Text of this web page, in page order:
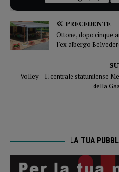
PRECEDENTE
Ottone, dopo cinque
l’ex albergo
Volley – Il centrale statunitense
della
LA TUA